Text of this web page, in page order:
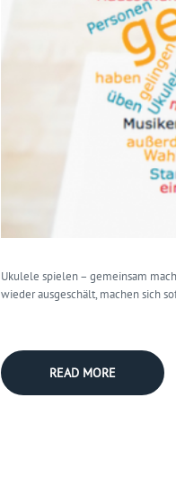
Ukulele spielen – gemeinsam
wieder ausgeschält, machen sich
READ MORE